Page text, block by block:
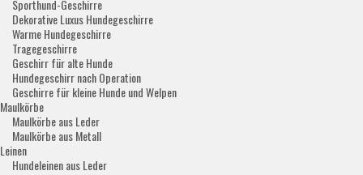
Sporthund-Geschirre
Dekorative Luxus Hundegeschirre
Warme Hundegeschirre
Tragegeschirre
Geschirr für alte Hunde
Hundegeschirr nach Operation
Geschirre für kleine Hunde und Welpen
Maulkörbe
Maulkörbe aus Leder
Maulkörbe aus Metall
Leinen
Hundeleinen aus Leder